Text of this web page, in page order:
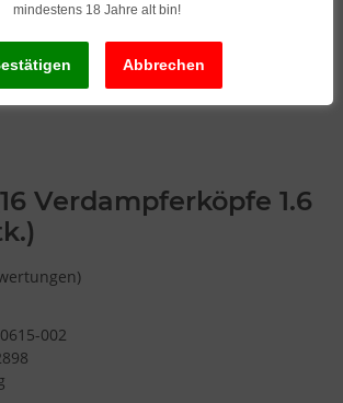
Verdampferköpfe 1.6
002
mindestens 18 Jahre alt bin!